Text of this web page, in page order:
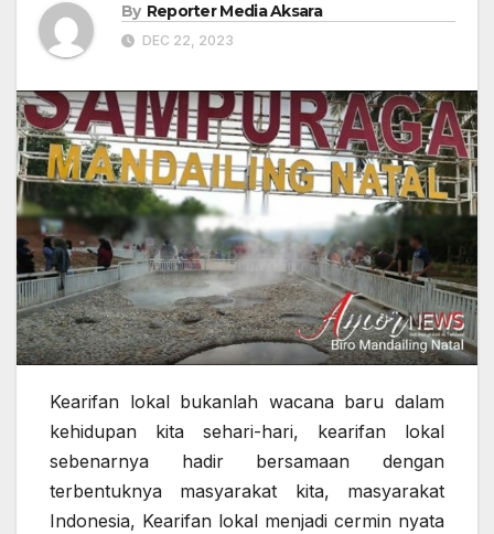
By Reporter Media Aksara
DEC 22, 2023
Kearifan lokal bukanlah wacana baru dalam
kehidupan kita sehari-hari, kearifan lokal
sebenarnya hadir bersamaan dengan
terbentuknya masyarakat kita, masyarakat
Indonesia, Kearifan lokal menjadi cermin nyata